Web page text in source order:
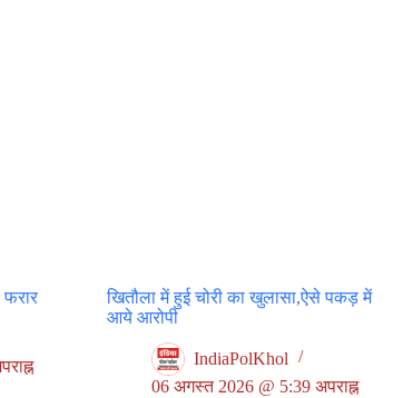
फरार
खितौला में हुई चोरी का खुलासा,ऐसे पकड़ में
आये आरोपी
IndiaPolKhol
06 अगस्त 2026 @ 5:39 अपराह्न